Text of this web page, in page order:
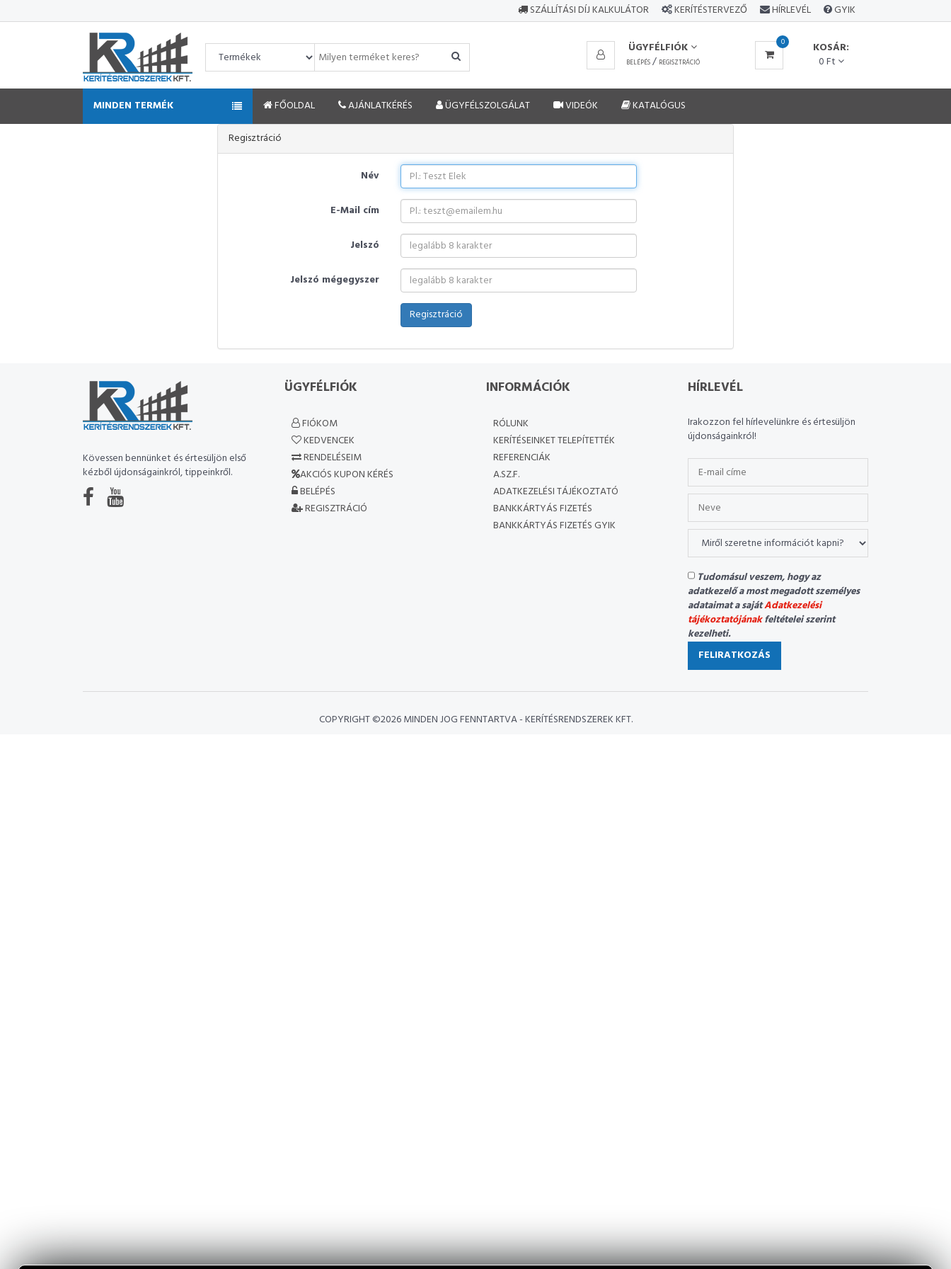
SZÁLLÍTÁSI DÍJ KALKULÁTOR KERÍTÉSTERVEZŐ HÍRLEVÉL GYIK
ÜGYFÉLFIÓK
BELÉPÉS/ REGISZTRÁCIÓ
0
KOSÁR:
0 Ft
MINDEN TERMÉK FŐOLDAL AJÁNLATKÉRÉS ÜGYFÉLSZOLGÁLAT VIDEÓK
KATALÓGUS
Regisztráció
Név
E-Mail cím
Jelszó
Jelszó mégegyszer
Regisztráció
Kövessen bennünket és értesüljön első
kézből újdonságainkról, tippeinkről.
ÜGYFÉLFIÓK
FIÓKOM
KEDVENCEK
RENDELÉSEIM
AKCIÓS KUPON KÉRÉS
BELÉPÉS
REGISZTRÁCIÓ
INFORMÁCIÓK
RÓLUNK
KERÍTÉSEINKET TELEPÍTETTÉK
REFERENCIÁK
A.SZ.F.
ADATKEZELÉSI TÁJÉKOZTATÓ
BANKKÁRTYÁS FIZETÉS
BANKKÁRTYÁS FIZETÉS GYIK
HÍRLEVÉL
Irakozzon fel hírlevelünkre és értesüljön
újdonságainkról!
Tudomásul veszem, hogy az
adatkezelő a most megadott személyes
adataimat a sajátAdatkezelési
tájékoztatójánakfeltételei szerint
kezelheti.
FELIRATKOZÁS
COPYRIGHT ©2026 MINDEN JOG FENNTARTVA - KERÍTÉSRENDSZEREK KFT.